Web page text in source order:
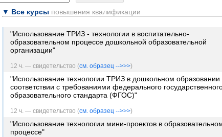
▼ Все курсы повышения квалификации
"Использование ТРИЗ - технологии в воспитательно-
образовательном процессе дошкольной образовательной
организации"
12 ч. — свидетельство (см. образец -->>>)
"Использование технологии ТРИЗ в дошкольном образовании
соответствии с требованиями федерального
образовательного стандарта (ФГОС)"
12 ч. — свидетельство (см. образец -->>>)
"Использование технологии мини-проектов в
процессе"